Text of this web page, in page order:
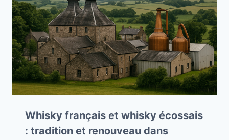
Whisky français et whisky écossais
: tradition et renouveau dans